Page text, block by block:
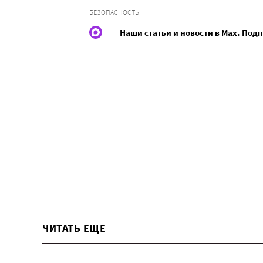
БЕЗОПАСНОСТЬ
Наши статьи и новости в Max.
ЧИТАТЬ ЕЩЕ